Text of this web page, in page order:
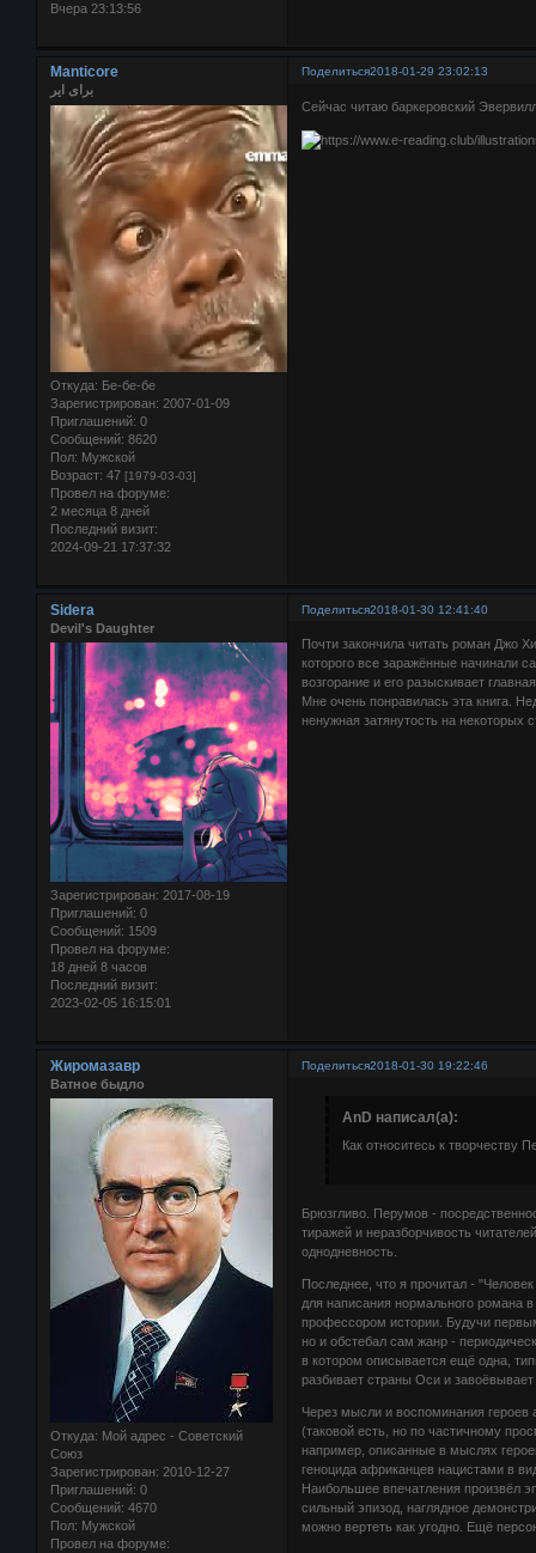
Вчера 23:13:56
Поделиться2018-01-29 23:02:13
Manticore
برای ایر
Откуда: Бе-бе-бе
Зарегистрирован: 2007-01-09
Приглашений: 0
Сообщений: 8620
Пол: Мужской
Возраст: 47 [1979-03-03]
Провел на форуме:
2 месяца 8 дней
Последний визит:
2024-09-21 17:37:32
Сейчас читаю баркеровский
Поделиться2018-01-30 12:41:40
Sidera
Devil's Daughter
Зарегистрирован: 2017-08-19
Приглашений: 0
Сообщений: 1509
Провел на форуме:
18 дней 8 часов
Последний визит:
2023-02-05 16:15:01
Почти закончила читать роман Джо
которого все заражённые начинали
возгорание и его разыскивает
Мне очень понравилась эта книга.
ненужная затянутость на некоторых
Поделиться2018-01-30 19:22:46
Жиромазавр
Ватное быдло
Откуда: Мой адрес - Советский
Союз
Зарегистрирован: 2010-12-27
Приглашений: 0
Сообщений: 4670
Пол: Мужской
Провел на форуме:
AnD написал(а):
Как относитесь к творчеству
Брюзгливо. Перумов -
тиражей и неразборчивость
однодневность.
Последнее, что я прочитал -
для написания нормального романа
профессором истории. Будучи
но и обстебал сам жанр -
в котором описывается ещё одна,
разбивает страны Оси и
Через мысли и воспоминания героев
(таковой есть, но по частичному
например, описанные в мыслях
геноцида африканцев нацистами в
Наибольшее впечатления произвёл
сильный эпизод, наглядное
можно вертеть как угодно. Ещё